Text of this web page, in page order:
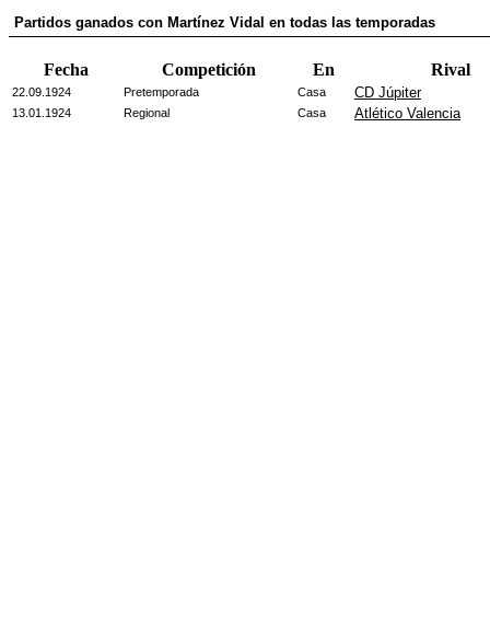
Partidos ganados con Martínez Vidal en todas las temporadas
Fecha Competición En Rival
22.09.1924 Pretemporada Casa CD Júpiter
13.01.1924 Regional Casa Atlético Valencia